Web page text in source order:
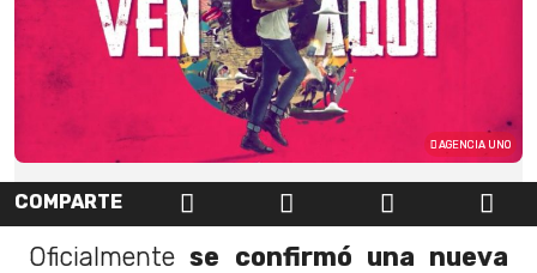
AGENCIA UNO
COMPARTE
Oficialmente se confirmó una nueva